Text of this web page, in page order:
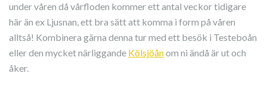
under våren då vårfloden kommer ett antal veckor tidigare
här än ex Ljusnan, ett bra sätt att komma i form på våren
alltså! Kombinera gärna denna tur med ett besök i Testeboån
eller den mycket närliggande Kölsjöånom ni ändå är ut och
åker.